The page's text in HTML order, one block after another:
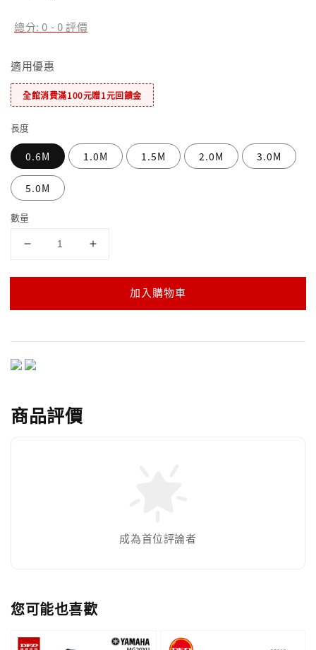
總分:0 -0評價
適用優惠
全館消費滿100元贈1元回饋金
長度
0.6M 1.0M 1.5M 2.0M 3.0M
5.0M
數量
加入購物車
商品評價
成為首位評論者
您可能也喜歡